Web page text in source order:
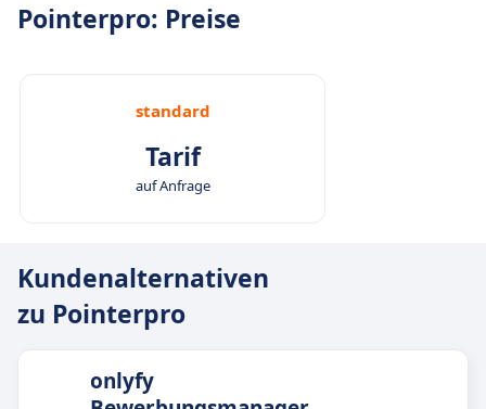
Pointerpro: Preise
standard
Tarif
auf Anfrage
Kundenalternativen
zu Pointerpro
onlyfy